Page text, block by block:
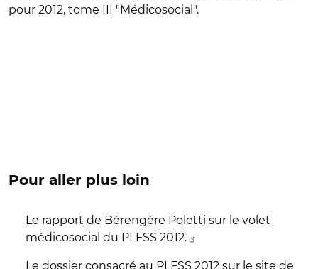
pour 2012, tome III "Médicosocial".
Pour aller plus loin
Le rapport de Bérengère Poletti sur le volet
médicosocial du PLFSS 2012.
Le dossier consacré au PLFSS 2012 sur le site de